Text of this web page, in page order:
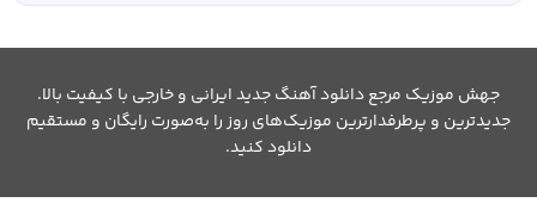
جهش موزیک مرجع دانلود آهنگ جدید ایرانی و خارجی با کیفیت بالا.
جدیدترین و پرطرفدارترین موزیک‌های روز را به‌صورت رایگان و مستقیم
دانلود کنید.